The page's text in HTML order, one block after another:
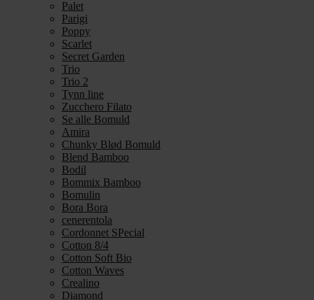
Palet
Parigi
Poppy
Scarlet
Secret Garden
Trio
Trio 2
Tynn line
Zucchero Filato
Se alle Bomuld
Amira
Chunky Blød Bomuld
Blend Bamboo
Bodil
Bommix Bamboo
Bomulin
Bora Bora
cenerentola
Cordonnet SPecial
Cotton 8/4
Cotton Soft Bio
Cotton Waves
Crealino
Diamond